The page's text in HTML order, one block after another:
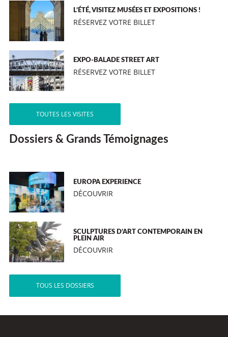
L’ÉTÉ, VISITEZ MUSÉES ET EXPOSITIONS !
RÉSERVEZ VOTRE BILLET
EXPO-BALADE STREET ART
RÉSERVEZ VOTRE BILLET
TOUTES LES VISITES
Dossiers & Grands Témoignages
EUROPA EXPERIENCE
DÉCOUVRIR
SCULPTURES D’ART CONTEMPORAIN EN
PLEIN AIR
DÉCOUVRIR
TOUS LES DOSSIERS